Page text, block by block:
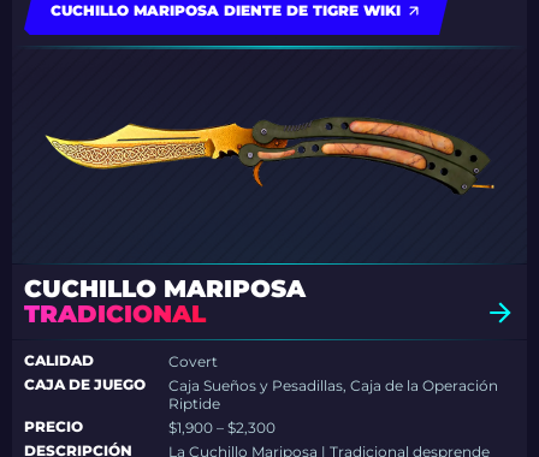
CUCHILLO MARIPOSA DIENTE DE TIGRE WIKI
CUCHILLO MARIPOSA
TRADICIONAL
CALIDAD
Covert
CAJA DE JUEGO
Caja Sueños y Pesadillas, Caja de la Operación
Riptide
PRECIO
$1,900 – $2,300
DESCRIPCIÓN
La Cuchillo Mariposa | Tradicional desprende